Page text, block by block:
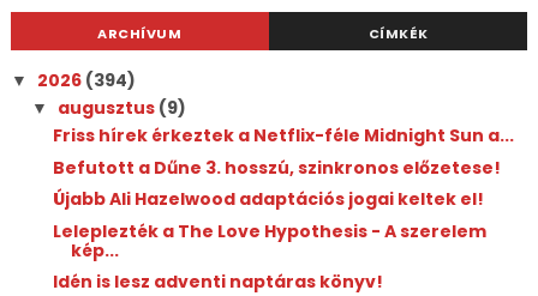
ARCHÍVUM CÍMKÉK
▼ 2026 (394)
▼ augusztus (9)
Friss hírek érkeztek a Netflix-féle Midnight Sun a...
Befutott a Dűne 3. hosszú, szinkronos előzetese!
Újabb Ali Hazelwood adaptációs jogai keltek el!
Leleplezték a The Love Hypothesis - A szerelem
kép...
Idén is lesz adventi naptáras könyv!